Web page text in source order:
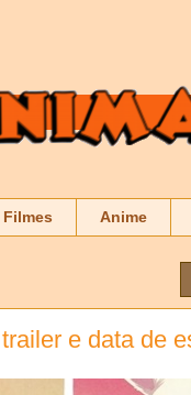
Filmes Anime
e data de